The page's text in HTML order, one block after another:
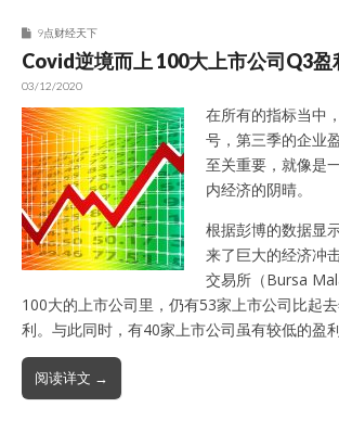
9点财经天下
Covid逆境而上 100大上市公司Q3盈
03/12/2020
在所有的指标当中
号，第三季的企业
至关重要，就像是
内经济的阴晴。
根据彭博的数据显
来了巨大的经济冲
交易所（Bursa
100大的上市公司里，仍有53家上市公司比起
利。与此同时，有40家上市公司虽有较低的盈
阅读详文 →